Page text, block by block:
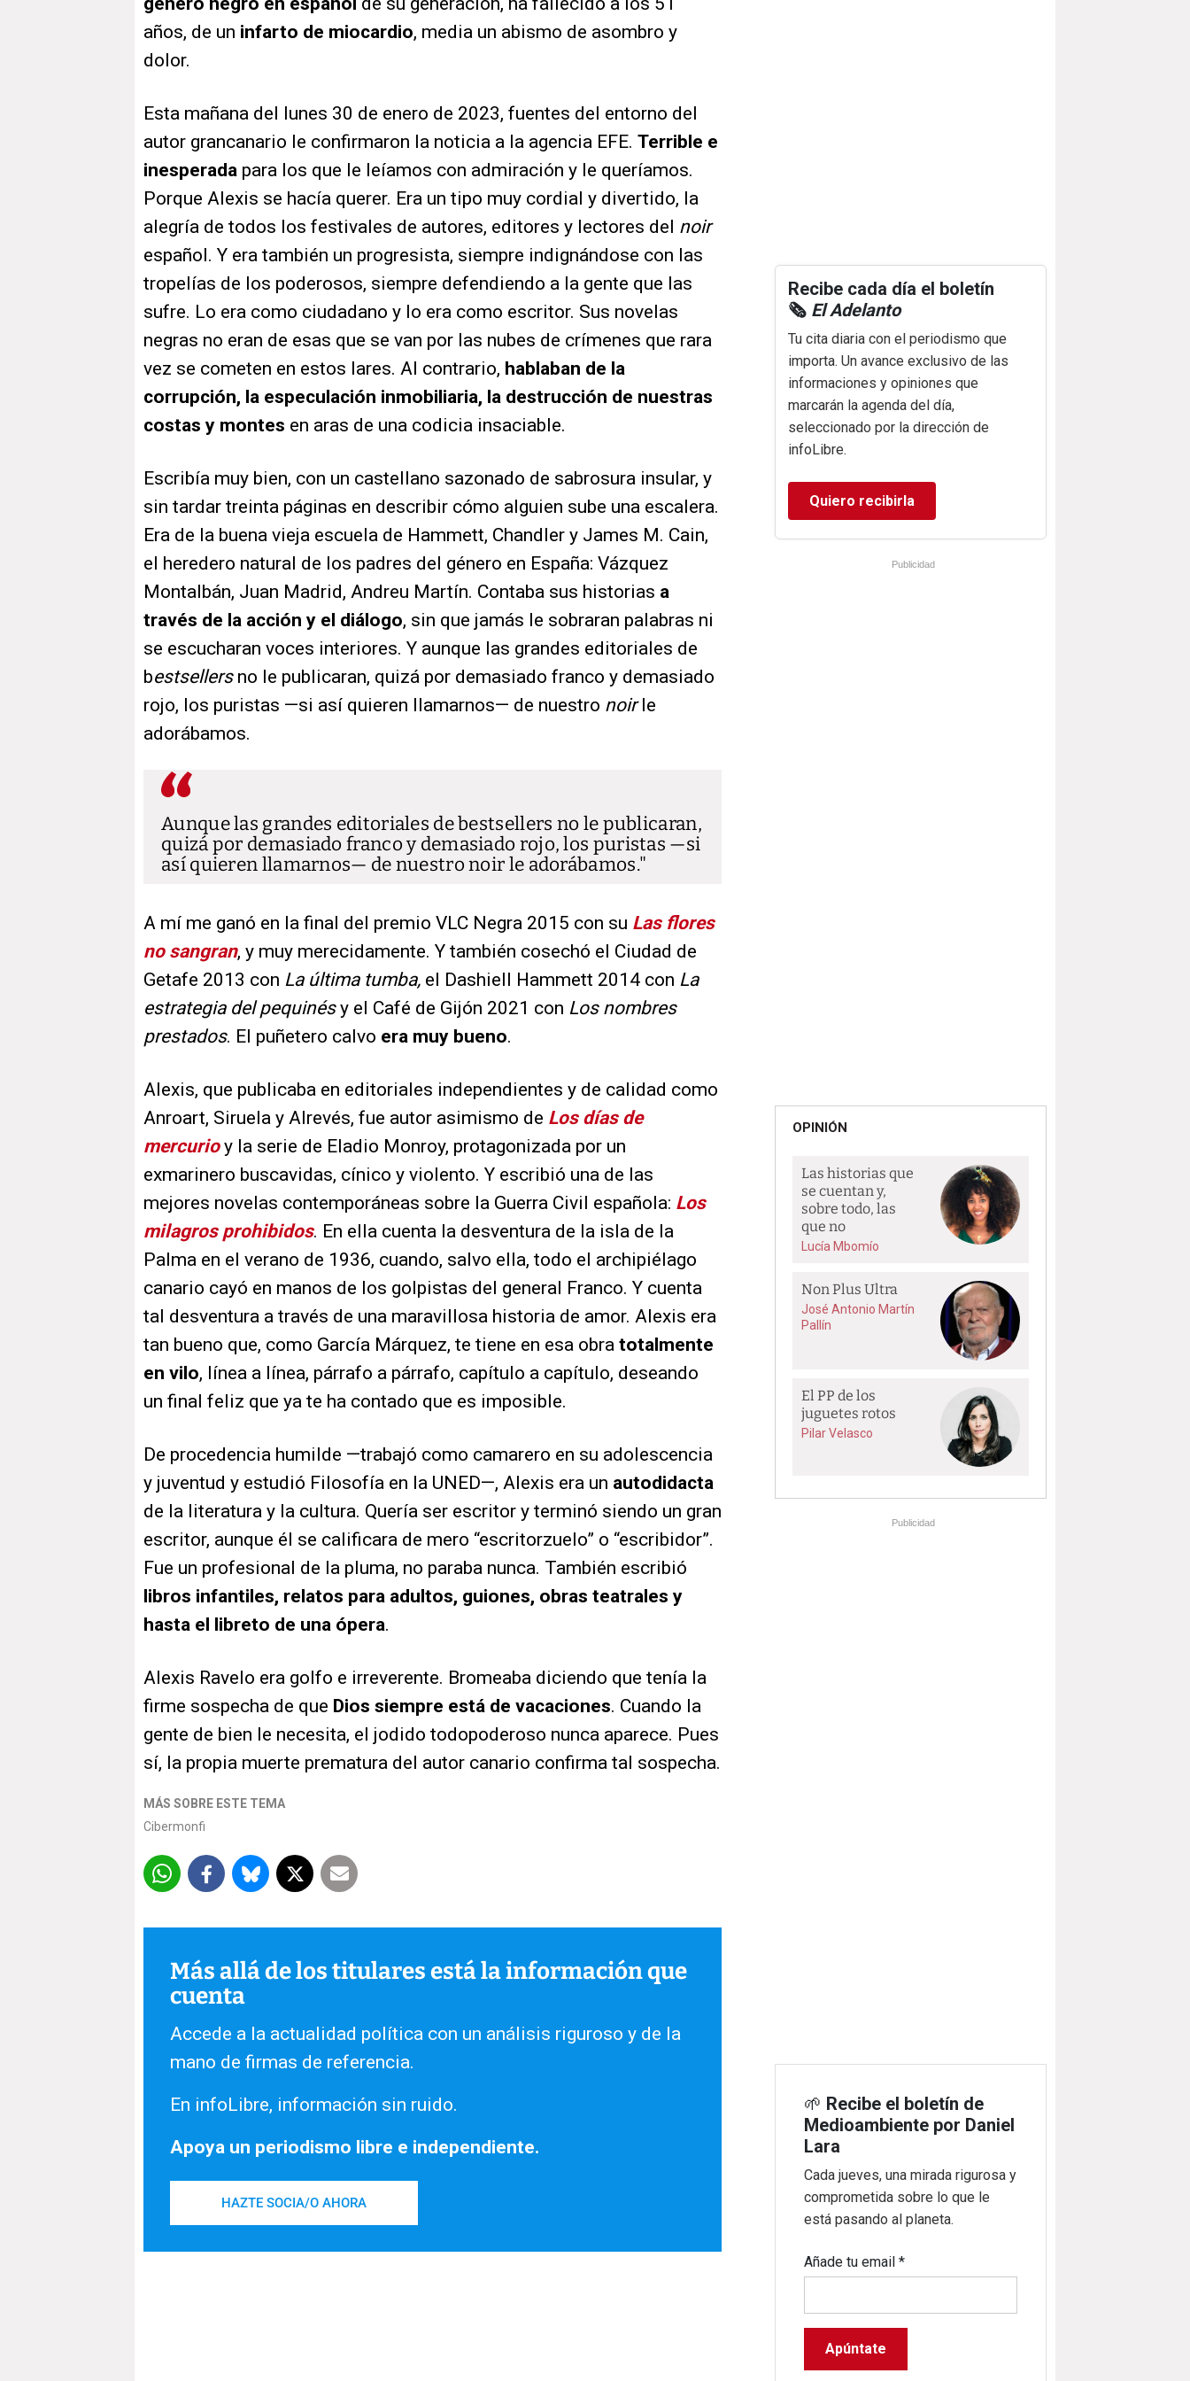
años, de un infarto de miocardio, media un abismo de asombro y
dolor.
Esta mañana del lunes 30 de enero de 2023, fuentes del entorno del
autor grancanario le confirmaron la noticia a la agencia EFE. Terrible e
inesperada para los que le leíamos con admiración y le queríamos.
Porque Alexis se hacía querer. Era un tipo muy cordial y divertido, la
alegría de todos los festivales de autores, editores y lectores del noir
español. Y era también un progresista, siempre indignándose con las
tropelías de los poderosos, siempre defendiendo a la gente que las
sufre. Lo era como ciudadano y lo era como escritor. Sus novelas
negras no eran de esas que se van por las nubes de crímenes que rara
vez se cometen en estos lares. Al contrario, hablaban de la
corrupción, la especulación inmobiliaria, la destrucción de nuestras
costas y montes en aras de una codicia insaciable.
Escribía muy bien, con un castellano sazonado de sabrosura insular, y
sin tardar treinta páginas en describir cómo alguien sube una escalera.
Era de la buena vieja escuela de Hammett, Chandler y James M. Cain,
el heredero natural de los padres del género en España: Vázquez
Montalbán, Juan Madrid, Andreu Martín. Contaba sus historias a
través de la acción y el diálogo, sin que jamás le sobraran palabras ni
se escucharan voces interiores. Y aunque las grandes editoriales de
bestsellers no le publicaran, quizá por demasiado franco y demasiado
rojo, los puristas —si así quieren llamarnos— de nuestro noirle
adorábamos.
Aunque las grandes editoriales de bestsellers no le publicaran,
quizá por demasiado franco y demasiado rojo, los puristas —si
así quieren llamarnos— de nuestro noir le adorábamos.
A mí me ganó en la final del premio VLC Negra 2015 con su Las flores
no sangran, y muy merecidamente. Y también cosechó el Ciudad de
Getafe 2013 con La última tumba, el Dashiell Hammett 2014 con La
estrategia del pequinésy el Café de Gijón 2021 con Los nombres
prestados. El puñetero calvo era muy bueno.
Alexis, que publicaba en editoriales independientes y de calidad como
Anroart, Siruela y Alrevés, fue autor asimismo de Los días de
mercurioy la serie de Eladio Monroy, protagonizada por un
exmarinero buscavidas, cínico y violento. Y escribió una de las
mejores novelas contemporáneas sobre la Guerra Civil española: Los
milagros prohibidos. En ella cuenta la desventura de la isla de la
Palma en el verano de 1936, cuando, salvo ella, todo el archipiélago
canario cayó en manos de los golpistas del general Franco. Y cuenta
tal desventura a través de una maravillosa historia de amor. Alexis era
tan bueno que, como García Márquez, te tiene en esa obra totalmente
en vilo, línea a línea, párrafo a párrafo, capítulo a capítulo, deseando
un final feliz que ya te ha contado que es imposible.
De procedencia humilde —trabajó como camarero en su adolescencia
y juventud y estudió Filosofía en la UNED—, Alexis era un autodidacta
de la literatura y la cultura. Quería ser escritor y terminó siendo un gran
escritor, aunque él se calificara de mero “escritorzuelo” o “escribidor”.
Fue un profesional de la pluma, no paraba nunca. También escribió
libros infantiles, relatos para adultos, guiones, obras teatrales y
hasta el libreto de una ópera.
Alexis Ravelo era golfo e irreverente. Bromeaba diciendo que tenía la
firme sospecha de que Dios siempre está de vacaciones. Cuando la
gente de bien le necesita, el jodido todopoderoso nunca aparece. Pues
sí, la propia muerte prematura del autor canario confirma tal sospecha.
MÁS SOBRE ESTE TEMA
Cibermonfi
Más allá de los titulares está la información que
cuenta
Accede a la actualidad política con un análisis riguroso y de la
mano de firmas de referencia.
En infoLibre, información sin ruido.
Apoya un periodismo libre e independiente.
HAZTE SOCIA/O AHORA
Recibe cada día el boletín
🗞️ El Adelanto
Tu cita diaria con el periodismo que
importa. Un avance exclusivo de las
informaciones y opiniones que
marcarán la agenda del día,
seleccionado por la dirección de
infoLibre.
Quiero recibirla
Publicidad
OPINIÓN
Las historias que
se cuentan y,
sobre todo, las
que no
Lucía Mbomío
Non Plus Ultra
José Antonio Martín
Pallín
El PP de los
juguetes rotos
Pilar Velasco
Publicidad
🌱 Recibe el boletín de
Medioambiente por Daniel
Lara
Cada jueves, una mirada rigurosa y
comprometida sobre lo que le
está pasando al planeta.
Añade tu email*